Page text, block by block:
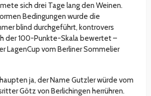
sich drei Tage lang den Weinen.
Bedingungen wurde die
blind durchgeführt, kontrovers
der 100-Punkte-Skala bewertet –
LagenCup vom Berliner Sommelier
ja, der Name Gutzler würde vom
Götz von Berlichingen herrühren.